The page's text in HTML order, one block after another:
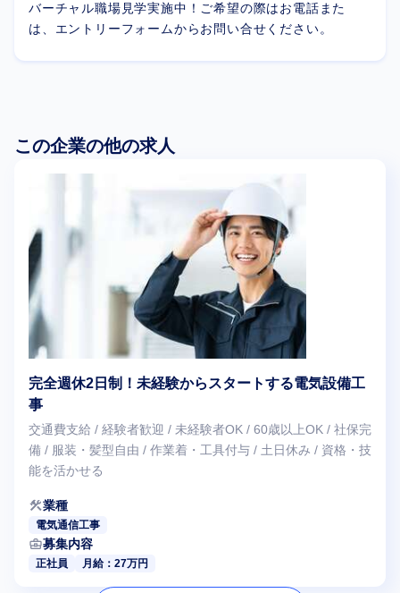
バーチャル職場見学実施中！ご希望の際はお電話また
は、エントリーフォームからお問い合せください。
この企業の他の求人
完全週休2日制！未経験からスタートする電気設備工
事
交通費支給 / 経験者歓迎 / 未経験者OK / 60歳以上OK / 社保完
備 / 服装・髪型自由 / 作業着・工具付与 / 土日休み / 資格・技
能を活かせる
construction業種
電気通信工事
business_center募集内容
正社員 月給：27万円